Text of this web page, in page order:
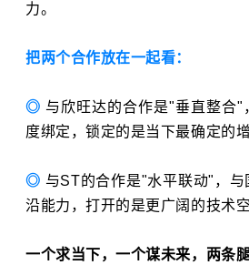
力。
把两个合作放在一起看：
◎ 与欣旺达的合作是"垂直整合"
度绑定，锁定的是当下最确定的增
◎ 与ST的合作是"水平联动"，
沿能力，打开的是更广阔的技术空
一个求当下，一个谋未来，两条腿